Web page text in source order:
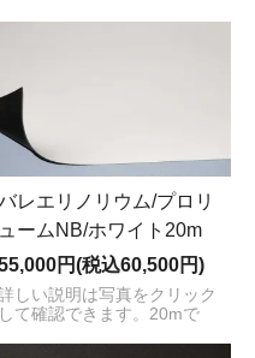
レエリノリウム/プロリ
ュームNB/ホワイト20m
円(税込60,500円)
しい説明は写真をクリック
して確認できます。20mで